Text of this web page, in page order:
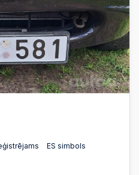
ES simbols